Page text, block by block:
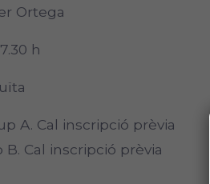
Ortega
h
A. Cal inscripció prèvia
B. Cal inscripció prèvia